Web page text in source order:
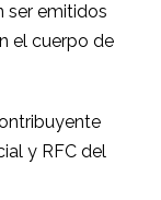
ser emitidos
el cuerpo de
y RFC del